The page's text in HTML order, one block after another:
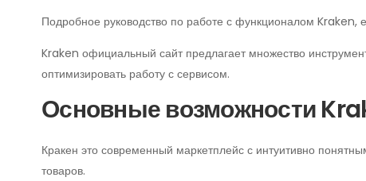
Подробное руководство по работе с функционалом Kraken,
Kraken официальный сайт предлагает множество
оптимизировать работу с сервисом.
Основные возможности
Кракен это современный маркетплейс с интуитивно
товаров.